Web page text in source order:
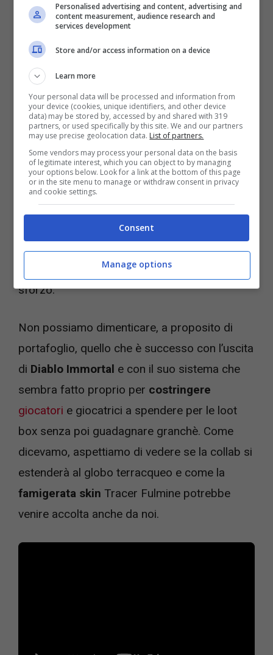
c’è un motivo per cui è stata scelta una
che tanti possiedono già:
giocatori
sul filo, in pratica, per aumentare il bacino di
utenti e di potenziali compratori senza
scontentarenessuno di quelli che già giocano
e che già possiedono, a sentire i commenti
online loro malgrado, questa skin. Forse si
poteva fare un passetto in più e provare con
una skin nuova? Forse sì ma abbiamo
purtroppo sempre più l’impressione che
Blizzard guardi molto al portafoglio
ultimamente e a come riempirlo con il minimo
sforzo.
Non possiamo dimenticare, a proposito di
portafoglio, quello che è successo con l’uscita
di Diablo Immortal e con il suo sistema che
sembra fatto proprio per costringere
giocatori e giocatrici a spendere per le loot
box senza poi guadagnare granchè. Come
dicevamo, aspettiamo di vedere se la collab si
estenderà al globo terracqueo e come la
famigerata skin Tracer Fulmine potrebbe
venire accolta anche da noi.
Personalised advertising and content, advertising and
content measurement, audience research and
services development
Store and/or access information on a device
Learn more
Your personal data will be processed and information from
your device (cookies, unique identifiers, and other device
data) may be stored by, accessed by and shared with 319
partners, or used specifically by this site. We and our partners
may use precise geolocation data. List of partners.
Some vendors may process your personal data on the basis
of legitimate interest, which you can object to by managing
your options below. Look for a link at the bottom of this page
or in the site menu to manage or withdraw consent in privacy
and cookie settings.
Consent
Manage options